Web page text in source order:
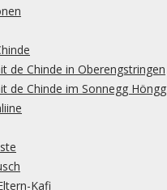
de Chinde in Oberengstringen
de Chinde im Sonnegg Höngg
Kafi